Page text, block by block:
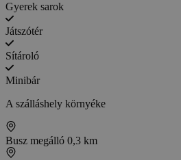
Gyerek sarok
Játszótér
Sítároló
Minibár
A szálláshely környéke
Busz megálló 0,3 km